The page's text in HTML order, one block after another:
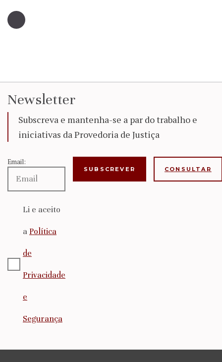
Newsletter
Subscreva e mantenha-se a par do trabalho e
iniciativas da Provedoria de Justiça
Email:
Li e aceito
a Política
de
Privacidade
e
Segurança
CONSULTAR